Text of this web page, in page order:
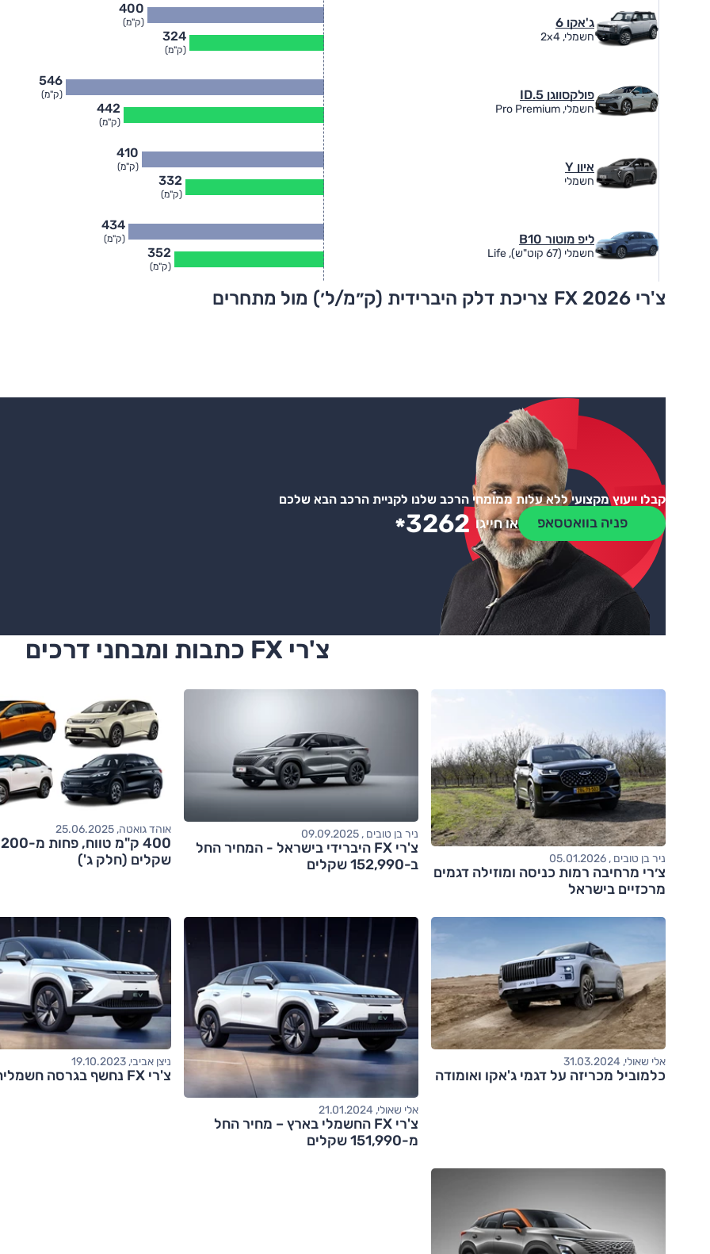
ג'אקו 6
חשמלי, 2x4
400
(ק"מ)
324
(ק"מ)
פולקסווגן ID.5
חשמלי, Pro Premium
546
(ק"מ)
442
(ק"מ)
איון Y
חשמלי
410
(ק"מ)
332
(ק"מ)
ליפ מוטור B10
חשמלי (67 קוט"ש), Life
434
(ק"מ)
352
(ק"מ)
צ'רי FX 2026 צריכת דלק היברידית (ק״מ/ל׳) מול מתחרים
קבלו ייעוץ מקצועי ללא עלות ממומחי הרכב שלנו לקניית הרכב הבא שלכם
פניה בוואטסאפ או חייגו *3262
צ'רי FX כתבות ומבחני דרכים
ניר בן טובים , 05.01.2026
צ׳רי מרחיבה רמות כניסה ומוזילה דגמים
מרכזיים בישראל
ניר בן טובים , 09.09.2025
צ'רי FX היברידי בישראל - המחיר החל
ב-152,990 שקלים
אוהד גואטה, 25.06.2025
שקלים (חלק ג')
אלי שאולי, 31.03.2024
כלמוביל מכריזה על דגמי ג'אקו ואומודה
אלי שאולי, 21.01.2024
צ'רי FX החשמלי בארץ – מחיר החל
מ-151,990 שקלים
ניצן אביבי, 19.10.2023
צ'רי FX נחשף בגרסה חשמלית